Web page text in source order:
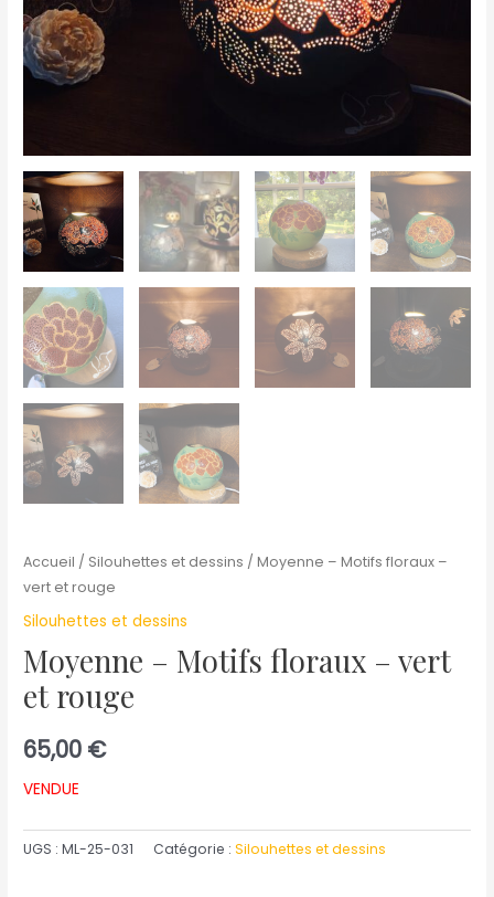
Accueil / Silouhettes et dessins / Moyenne – Motifs floraux –
vert et rouge
Silouhettes et dessins
Moyenne – Motifs floraux – vert
et rouge
65,00 €
VENDUE
UGS :ML-25-031 Catégorie :Silouhettes et dessins